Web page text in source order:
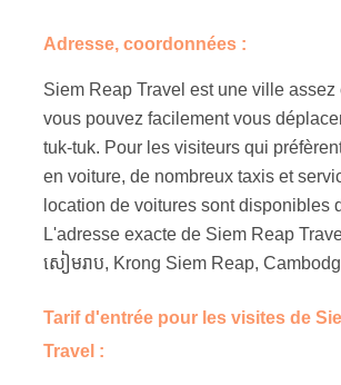
Adresse, coordonnées :
Siem Reap Travel est une ville assez
vous pouvez facilement vous
tuk-tuk. Pour les visiteurs qui
en voiture, de nombreux taxis et
location de voitures sont disponibles
L'adresse exacte de Siem Reap
សៀមរាប, Krong Siem Reap,
Tarif d'entrée pour les visites de
Travel :